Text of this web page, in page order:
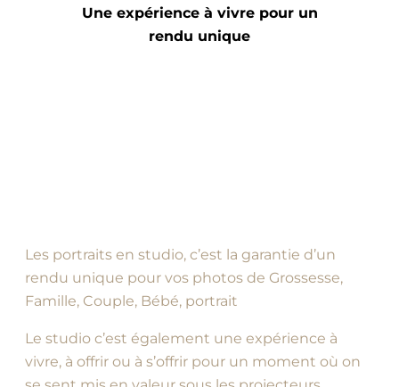
Une expérience à vivre pour un
rendu unique
Les portraits en studio, c’est la garantie d’un
rendu unique pour vos photos de Grossesse,
Famille, Couple, Bébé, portrait
Le studio c’est également une expérience à
vivre, à offrir ou à s’offrir pour un moment où on